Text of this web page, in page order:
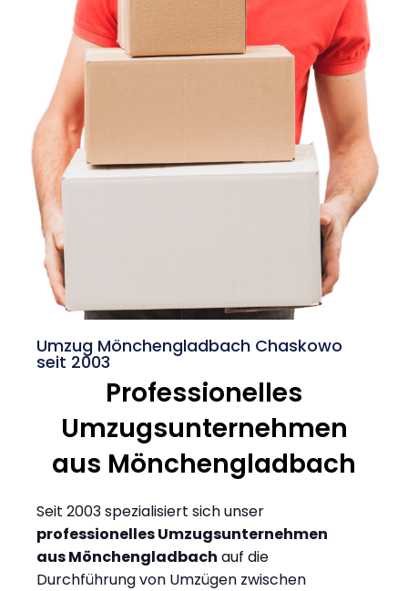
Umzug Mönchengladbach Chaskowo
seit 2003
Professionelles
Umzugsunternehmen
aus Mönchengladbach
Seit 2003 spezialisiert sich unser
professionelles Umzugsunternehmen
aus Mönchengladbach auf die
Durchführung von Umzügen zwischen